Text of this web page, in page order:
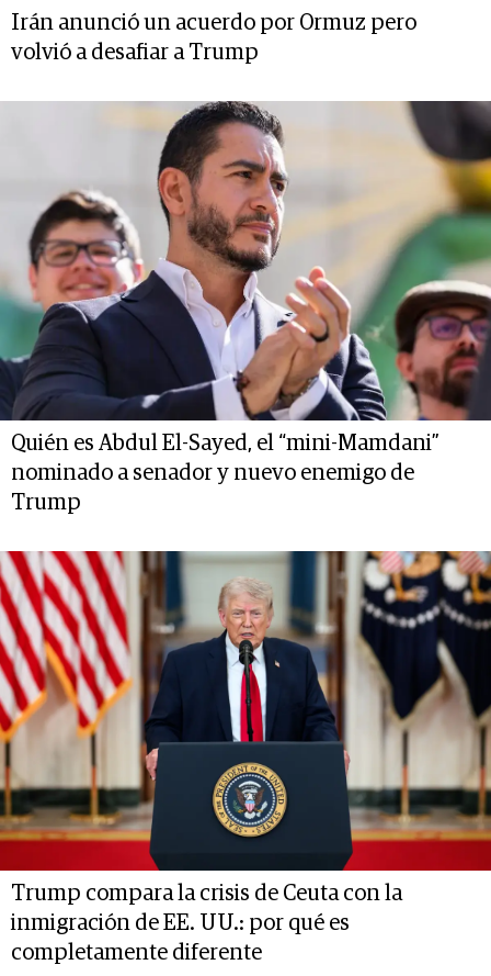
Irán anunció un acuerdo por Ormuz pero
volvió a desafiar a Trump
Quién es Abdul El-Sayed, el “mini-Mamdani”
nominado a senador y nuevo enemigo de
Trump
Trump compara la crisis de Ceuta con la
inmigración de EE. UU.: por qué es
completamente diferente